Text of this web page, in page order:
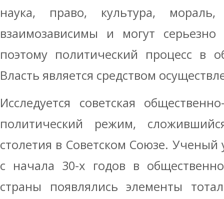
наука, право, культура,
взаимозависимы и могут
поэтому политический процесс в
Власть является средством
Исследуется советская
политический режим,
столетия в Советском Союзе.
с начала 30-х годов в
страны появлялись элементы